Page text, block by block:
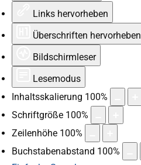
Links hervorheben
Überschriften hervorheben
Bildschirmleser
Lesemodus
Inhaltsskalierung 100%
Schriftgröße 100%
Zeilenhöhe 100%
Buchstabenabstand 100%